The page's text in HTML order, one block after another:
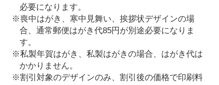
必要になります。
※喪中はがき、寒中見舞い、挨拶状デザインの場
合、通常郵便はがき代85円が別途必要になりま
す。
※私製年賀はがき、私製はがきの場合、はがき代は
かかりません。
※割引対象のデザインのみ、割引後の価格で印刷料